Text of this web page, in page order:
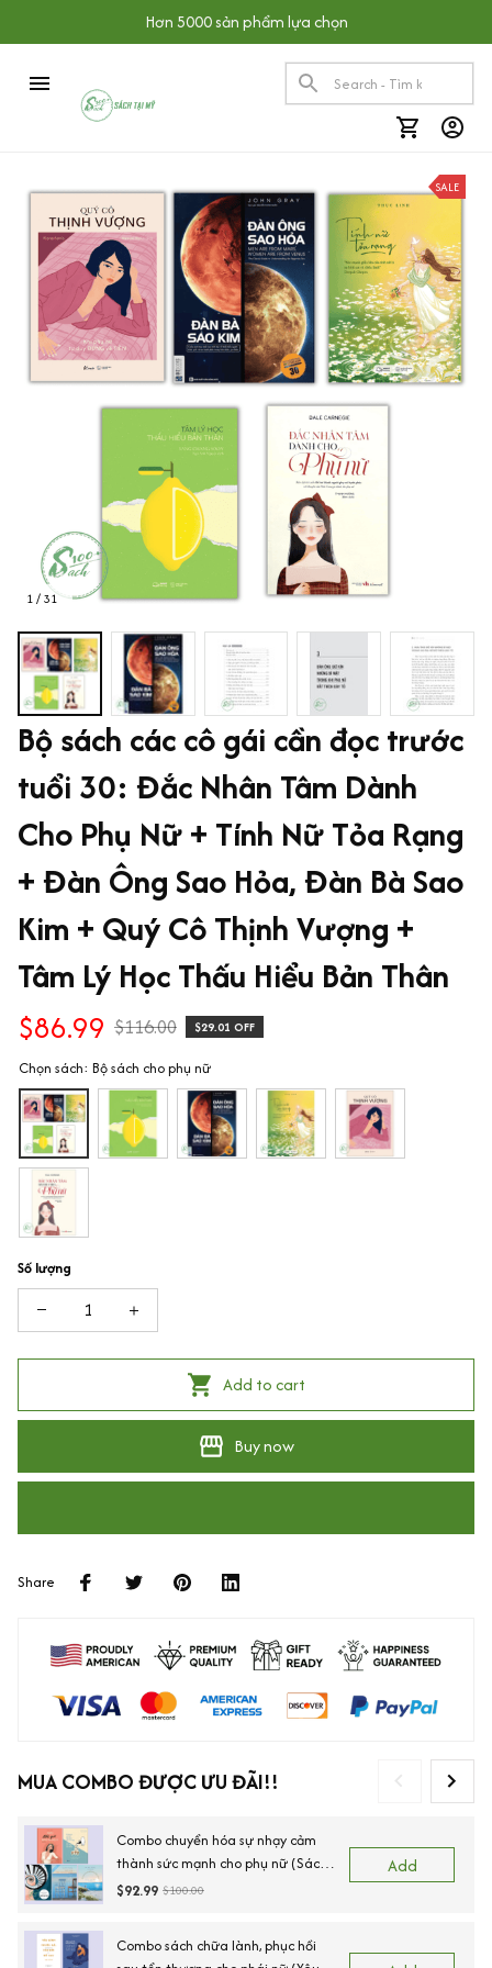
Hơn 5000 sản phẩm lựa chọn
1 / 31
SALE
Bộ sách các cô gái cần đọc trước
tuổi 30: Đắc Nhân Tâm Dành
Cho Phụ Nữ + Tính Nữ Tỏa Rạng
+ Đàn Ông Sao Hỏa, Đàn Bà Sao
Kim + Quý Cô Thịnh Vượng +
Tâm Lý Học Thấu Hiểu Bản Thân
$86.99 $116.00 $29.01 OFF
Chọn sách: Bộ sách cho phụ nữ
Số lượng
Add to cart
Buy now
Share
MUA COMBO ĐƯỢC ƯU ĐÃI!!
Combo chuyển hóa sự nhạy cảm
thành sức mạnh cho phụ nữ (Sách
Tâm Lý Dành Cho Người Nhạy Cảm
Thôi làm tổn thương mình + Bạn
$92.99 $100.00
Add
Combo sách chữa lành, phục hồi